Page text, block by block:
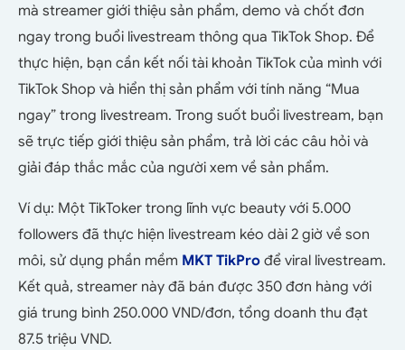
mà streamer giới thiệu sản phẩm, demo và chốt đơn
ngay trong buổi livestream thông qua TikTok Shop. Để
thực hiện, bạn cần kết nối tài khoản TikTok của mình với
TikTok Shop và hiển thị sản phẩm với tính năng “Mua
ngay” trong livestream. Trong suốt buổi livestream, bạn
sẽ trực tiếp giới thiệu sản phẩm, trả lời các câu hỏi và
giải đáp thắc mắc của người xem về sản phẩm.
Ví dụ: Một TikToker trong lĩnh vực beauty với 5.000
followers đã thực hiện livestream kéo dài 2 giờ về son
môi, sử dụng phần mềm MKT TikPro để viral livestream.
Kết quả, streamer này đã bán được 350 đơn hàng với
giá trung bình 250.000 VND/đơn, tổng doanh thu đạt
87.5 triệu VND.